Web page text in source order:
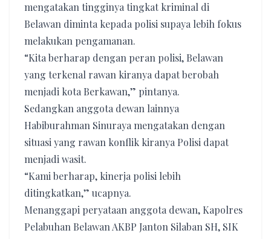
mengatakan tingginya tingkat kriminal di
Belawan diminta kepada polisi supaya lebih fokus
melakukan pengamanan.
“Kita berharap dengan peran polisi, Belawan
yang terkenal rawan kiranya dapat berobah
menjadi kota Berkawan,” pintanya.
Sedangkan anggota dewan lainnya
Habiburahman Sinuraya mengatakan dengan
situasi yang rawan konflik kiranya Polisi dapat
menjadi wasit.
“Kami berharap, kinerja polisi lebih
ditingkatkan,” ucapnya.
Menanggapi peryataan anggota dewan, Kapolres
Pelabuhan Belawan AKBP Janton Silaban SH, SIK